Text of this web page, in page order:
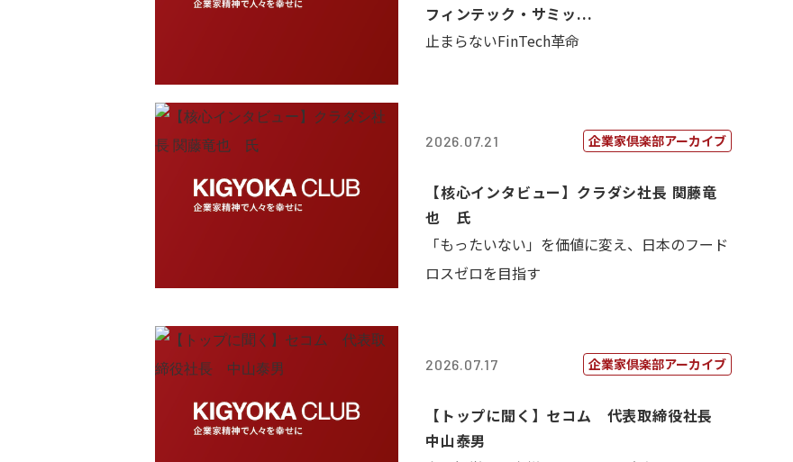
フィンテック・サミッ...
止まらないFinTech革命
2026.07.21 企業家倶楽部アーカイブ
【核心インタビュー】クラダシ社長 関藤竜
也 氏
「もったいない」を価値に変え、日本のフード
ロスゼロを目指す
2026.07.17 企業家倶楽部アーカイブ
【トップに聞く】セコム 代表取締役社長
中山泰男